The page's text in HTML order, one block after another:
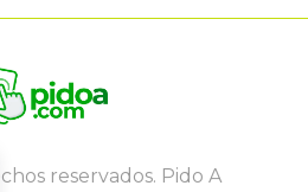
reservados. Pido A